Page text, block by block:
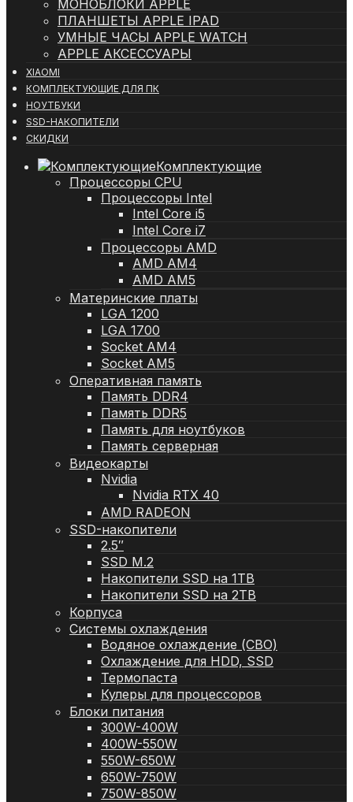
МОНОБЛОКИ APPLE
ПЛАНШЕТЫ APPLE IPAD
УМНЫЕ ЧАСЫ APPLE WATCH
APPLE АКСЕССУАРЫ
XIAOMI
КОМПЛЕКТУЮЩИЕ ДЛЯ ПК
НОУТБУКИ
SSD-НАКОПИТЕЛИ
СКИДКИ
Комплектующие
Процессоры CPU
Процессоры Intel
Intel Core i5
Intel Core i7
Процессоры AMD
AMD AM4
AMD AM5
Материнские платы
LGA 1200
LGA 1700
Socket AM4
Socket AM5
Оперативная память
Память DDR4
Память DDR5
Память для ноутбуков
Память серверная
Видеокарты
Nvidia
Nvidia RTX 40
AMD RADEON
SSD-накопители
2.5″
SSD M.2
Накопители SSD на 1TB
Накопители SSD на 2TB
Корпуса
Системы охлаждения
Водяное охлаждение (СВО)
Охлаждение для HDD, SSD
Термопаста
Кулеры для процессоров
Блоки питания
300W-400W
400W-550W
550W-650W
650W-750W
750W-850W